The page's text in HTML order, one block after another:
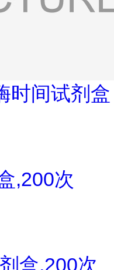
时间试剂盒
,200次
盒,200次